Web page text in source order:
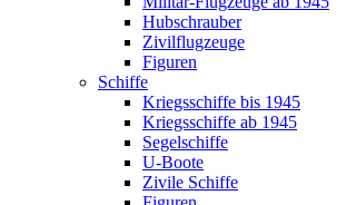
Hubschrauber
Zivilflugzeuge
Figuren
Schiffe
Kriegsschiffe bis 1945
Kriegsschiffe ab 1945
Segelschiffe
U-Boote
Zivile Schiffe